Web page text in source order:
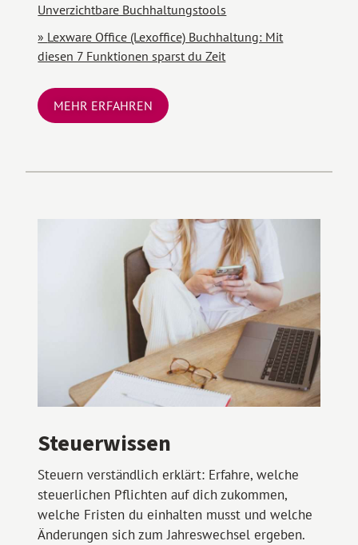
Unverzichtbare Buchhaltungstools
Lexware Office (Lexoffice) Buchhaltung: Mit
diesen 7 Funktionen sparst du Zeit
MEHR ERFAHREN
Steuerwissen
Steuern verständlich erklärt: Erfahre, welche
steuerlichen Pflichten auf dich zukommen,
welche Fristen du einhalten musst und welche
Änderungen sich zum Jahreswechsel ergeben.